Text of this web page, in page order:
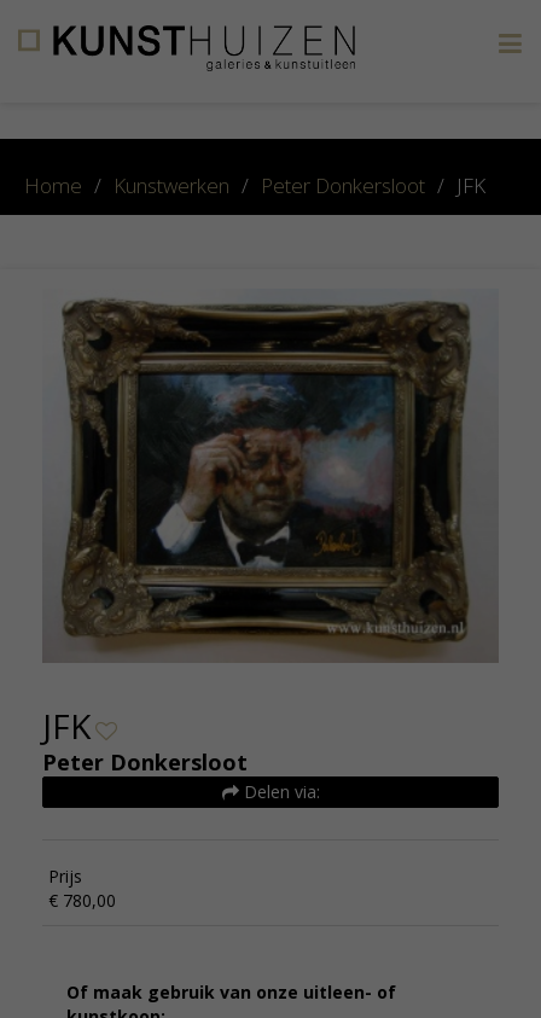
Home / Kunstwerken / Peter Donkersloot / JFK
JFK
Peter Donkersloot
Delen via:
Prijs
€ 780,00
Of maak gebruik van onze uitleen- of